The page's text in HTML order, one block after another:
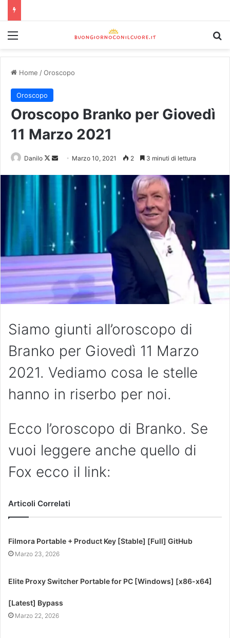
Home /Oroscopo
Oroscopo
Oroscopo Branko per Giovedì
11 Marzo 2021
Danilo Marzo 10, 2021 2 3 minuti di lettura
Siamo giunti all’oroscopo di
Branko per Giovedì 11 Marzo
2021. Vediamo cosa le stelle
hanno in riserbo per noi.
Ecco l’oroscopo di Branko. Se
vuoi leggere anche quello di
Fox ecco il link:
Articoli Correlati
Filmora Portable + Product Key [Stable] [Full] GitHub
Marzo 23, 2026
Elite Proxy Switcher Portable for PC [Windows] [x86-x64]
[Latest] Bypass
Marzo 22, 2026